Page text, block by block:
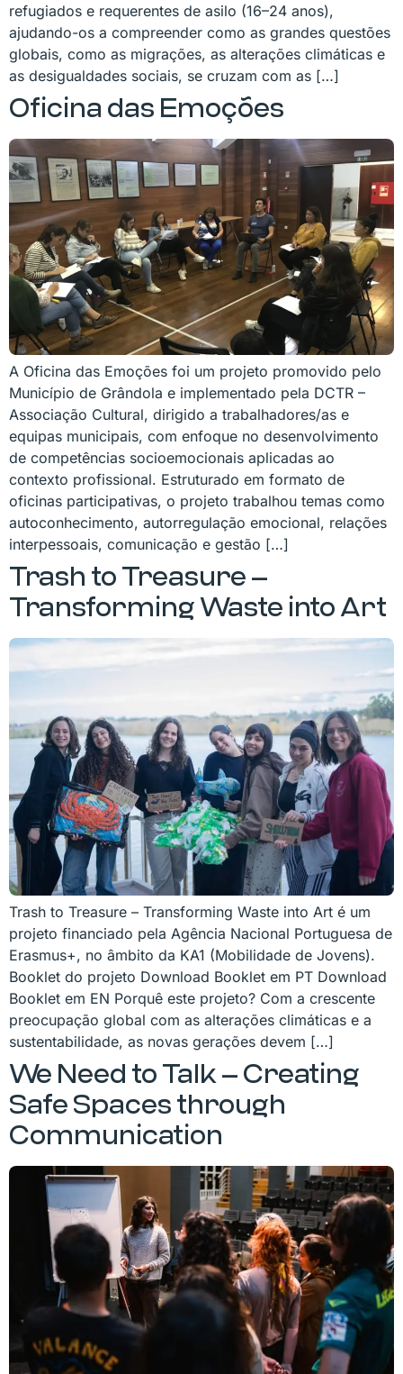
refugiados e requerentes de asilo (16–24 anos),
ajudando-os a compreender como as grandes questões
globais, como as migrações, as alterações climáticas e
as desigualdades sociais, se cruzam com as […]
Oficina das Emoções
A Oficina das Emoções foi um projeto promovido pelo
Município de Grândola e implementado pela DCTR –
Associação Cultural, dirigido a trabalhadores/as e
equipas municipais, com enfoque no desenvolvimento
de competências socioemocionais aplicadas ao
contexto profissional. Estruturado em formato de
oficinas participativas, o projeto trabalhou temas como
autoconhecimento, autorregulação emocional, relações
interpessoais, comunicação e gestão […]
Trash to Treasure –
Transforming Waste into Art
Trash to Treasure – Transforming Waste into Art é um
projeto financiado pela Agência Nacional Portuguesa de
Erasmus+, no âmbito da KA1 (Mobilidade de Jovens).
Booklet do projeto Download Booklet em PT Download
Booklet em EN Porquê este projeto? Com a crescente
preocupação global com as alterações climáticas e a
sustentabilidade, as novas gerações devem […]
We Need to Talk – Creating
Safe Spaces through
Communication